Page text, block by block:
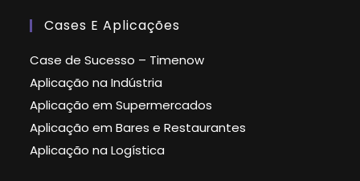
Cases E Aplicações
Case de Sucesso – Timenow
Aplicação na Indústria
Aplicação em Supermercados
Aplicação em Bares e Restaurantes
Aplicação na Logística